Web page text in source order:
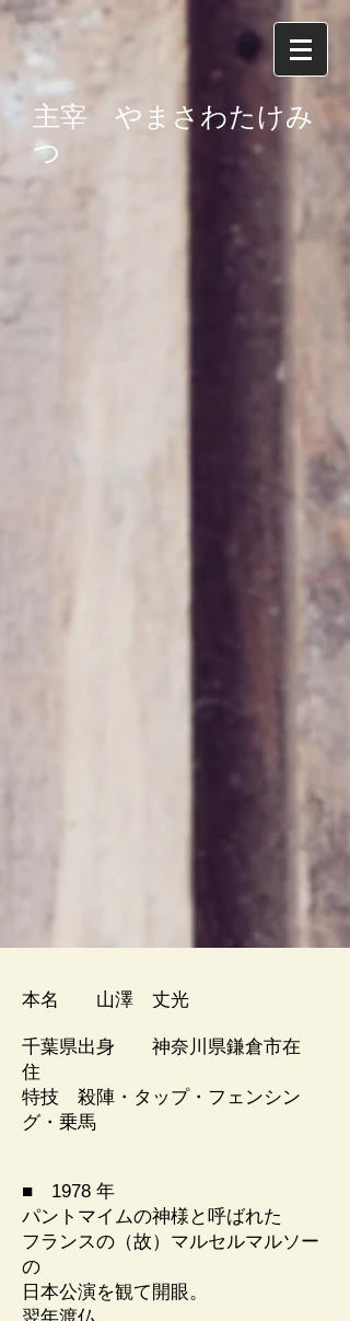
主宰 やまさわたけみ
つ
本名 山澤 丈光
千葉県出身 神奈川県鎌倉市在
住
特技 殺陣・タップ・フェンシン
グ・乗馬
​■ 1978 年
パントマイムの神様と呼ばれた
フランスの（故）マルセルマルソー
の
日本公演を観て開眼。